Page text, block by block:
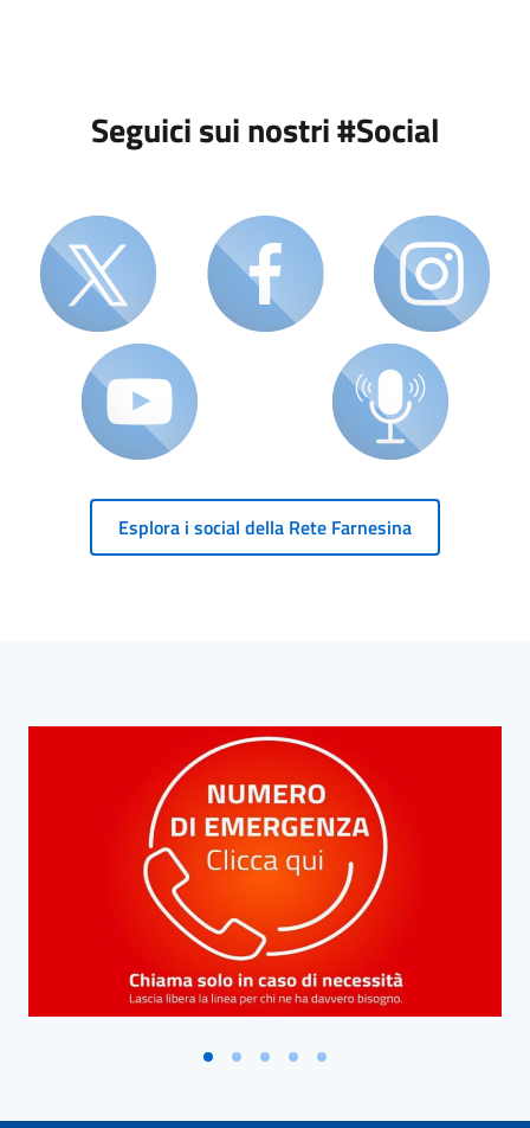
Seguici sui nostri #Social
Esplora i social della Rete Farnesina
Blocco Banner